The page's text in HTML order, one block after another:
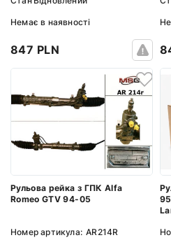
Немає в наявності
847 PLN
Рульова рейка з ГПК Alfa
Romeo GTV 94-05
Номер артикула: AR214R